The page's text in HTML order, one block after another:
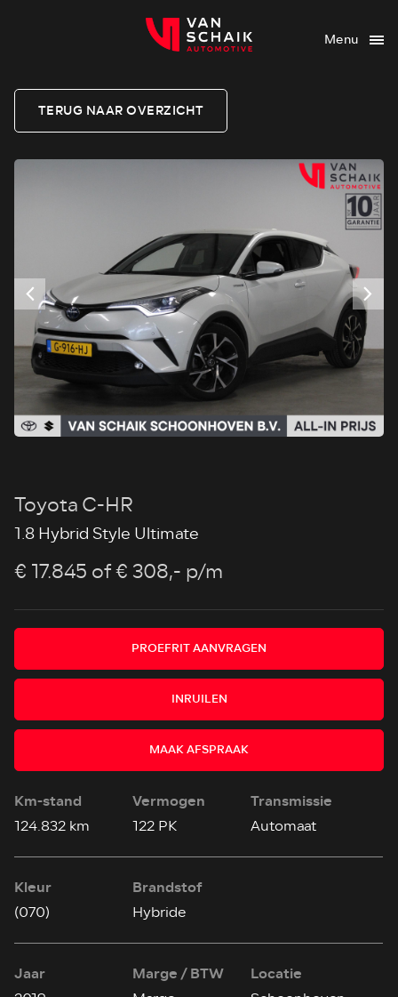
Menu
TERUG NAAR OVERZICHT
Toyota C-HR
1.8 Hybrid Style Ultimate
€ 17.845 of € 308,- p/m
PROEFRIT AANVRAGEN
INRUILEN
MAAK AFSPRAAK
Km-stand
124.832 km
Vermogen
122 PK
Transmissie
Automaat
Kleur
(070)
Brandstof
Hybride
Jaar Marge / BTW Locatie